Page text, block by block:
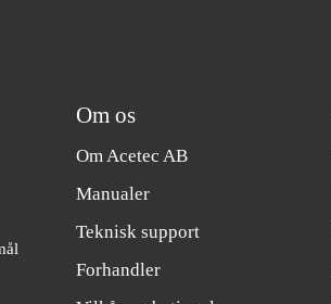
Om os
Om Acetec AB
Manualer
Teknisk support
Forhandler